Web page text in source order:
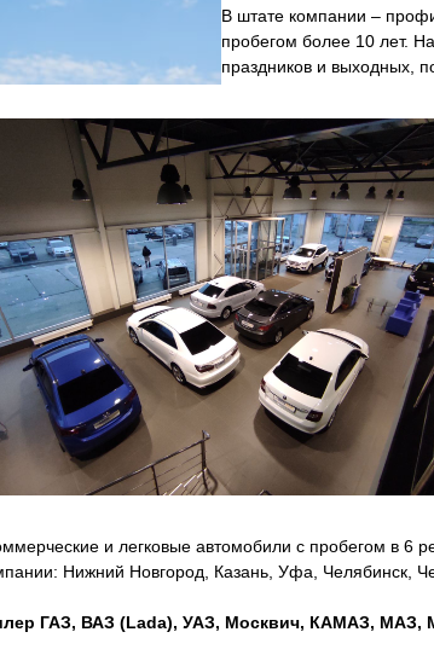
В штате компании –
пробегом более 10 лет.
праздников и выходных,
и легковые автомобили с пробегом в 6
Нижний Новгород, Казань, Уфа, Челябинск,
ГАЗ, ВАЗ (Lada), УАЗ, Москвич, КАМАЗ, МАЗ,